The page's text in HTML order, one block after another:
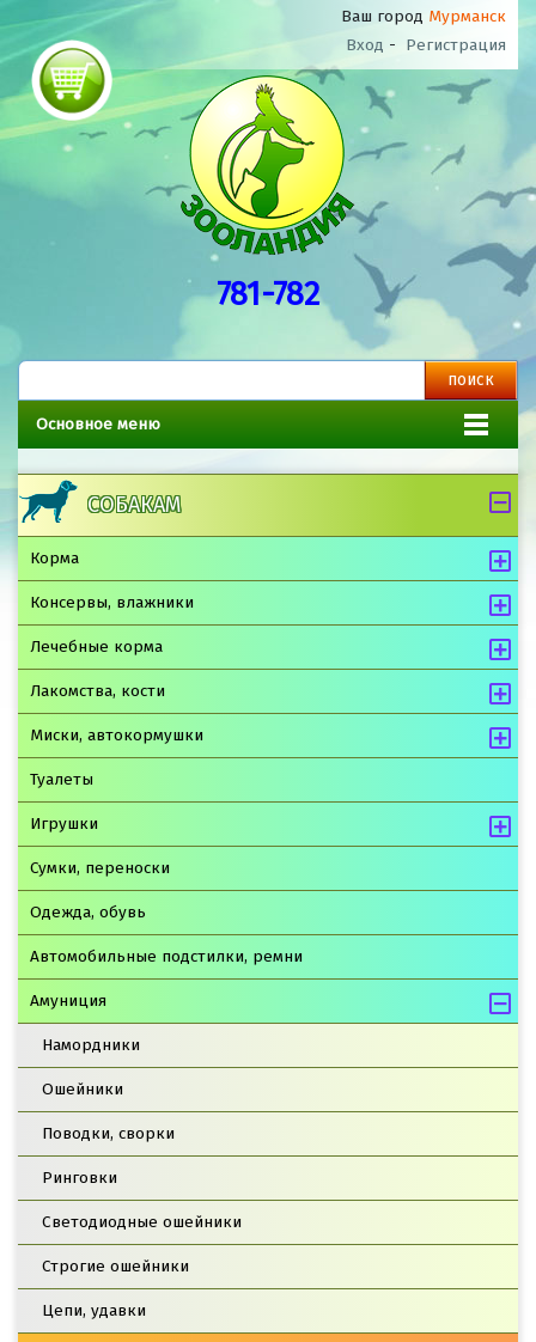
Ваш город Мурманск
Вход - Регистрация
781-782
Основное меню
СОБАКАМ
Корма
Консервы, влажники
Лечебные корма
Лакомства, кости
Миски, автокормушки
Туалеты
Игрушки
Сумки, переноски
Одежда, обувь
Автомобильные подстилки, ремни
Амуниция
Намордники
Ошейники
Поводки, сворки
Ринговки
Светодиодные ошейники
Строгие ошейники
Цепи, удавки